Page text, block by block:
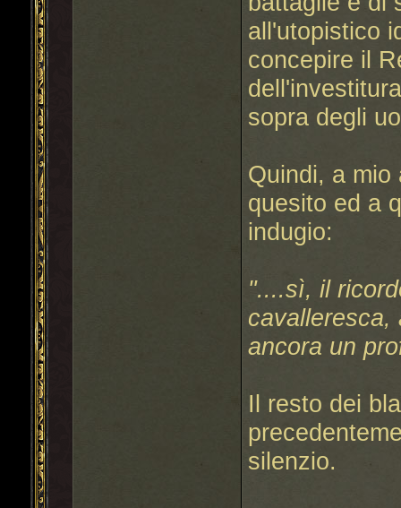
all'utopistico
concepire il
sopra degli
Quindi, a
quesito ed a
indugio:
"....sì, il
cavalleresca,
ancora un
Il resto dei
silenzio.